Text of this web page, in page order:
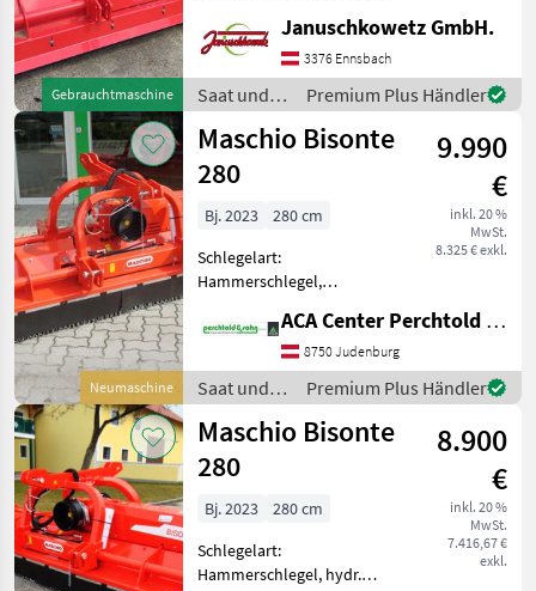
Gebrauchtmaschine
Seitenverschiebung,
Doppel-Dreipunktbock Kat
II, Getriebe 1000 UpM mit
integriertem Freilau
Januschkowetz GmbH.
3376 Ennsbach
Saat und
Pflege /
Maschio
Premium Plus Händler
Neumaschine
Maschio Bisonte
280
9.990
€
inkl. 20 %
MwSt.
8.325 € exkl.
Bj. 2023
280 cm
Schlegelart:
Hammerschlegel,
Seitenverschub, Walzen,
Freilauf im Getriebe
Maschio Bisonte 280 -
Neugerät + sofort verfügbar
+ Doppel-Dreipun
ACA Center Perchtold - Perchtold & Sohn GmbH
8750 Judenburg
Saat und
Pflege /
Maschio
Premium Plus Händler
Maschio Bisonte
280
8.900
€
inkl. 20 %
MwSt.
7.416,67 €
exkl.
Bj. 2023
280 cm
Schlegelart:
Hammerschlegel, hydr.